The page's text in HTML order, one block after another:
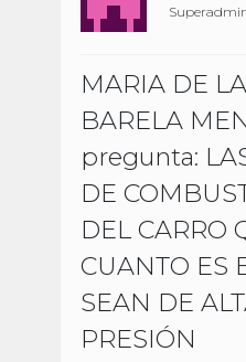
MARIA DE
BARELA
pregunta:
DE
DEL CARRO
CUANTO ES
SEAN DE
PRESIÓN